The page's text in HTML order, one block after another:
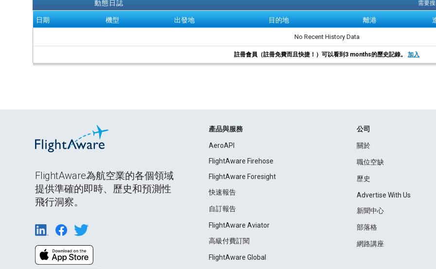
動態日誌 需要
日期 機型 出發地 目的地 離港
No Recent History Data
註冊會員（註冊免費而且快捷！）可以看到3 months的歷史記錄。加入
FlightAware為航空業的各個領域
提供準確的即時、歷史和預測性
飛行洞察。
產品與服務
AeroAPI
FlightAware Firehose
FlightAware Foresight
快速報告
自訂報告
FlightAware Aviator
高級付費訂閱
FlightAware Global
公司
關於
職位空缺
歷史
Advertise With Us
新聞中心
部落格
網路講座